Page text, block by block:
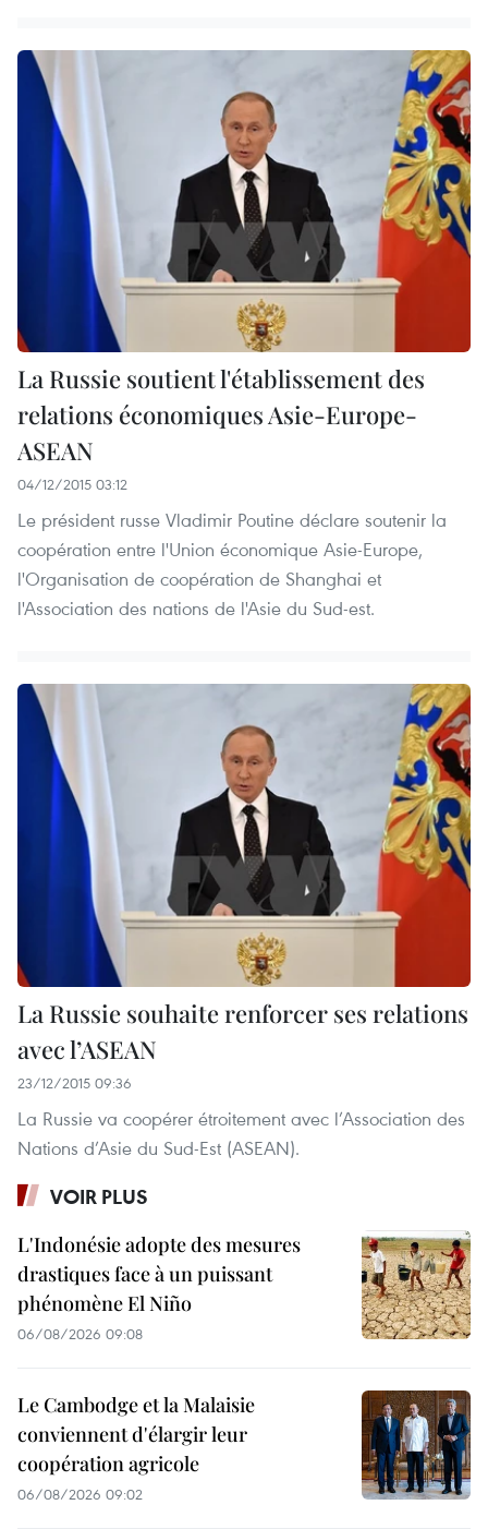
La Russie soutient l'établissement des
relations économiques Asie-Europe-
ASEAN
04/12/2015 03:12
Le président russe Vladimir Poutine déclare soutenir la
coopération entre l'Union économique Asie-Europe,
l'Organisation de coopération de Shanghai et
l'Association des nations de l'Asie du Sud-est.
La Russie souhaite renforcer ses relations
avec l’ASEAN
23/12/2015 09:36
La Russie va coopérer étroitement avec l’Association des
Nations d’Asie du Sud-Est (ASEAN).
VOIR PLUS
L'Indonésie adopte des mesures
drastiques face à un puissant
phénomène El Niño
06/08/2026 09:08
Le Cambodge et la Malaisie
conviennent d'élargir leur
coopération agricole
06/08/2026 09:02